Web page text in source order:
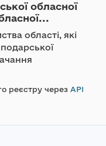
обласної
області, які
реєстру через API